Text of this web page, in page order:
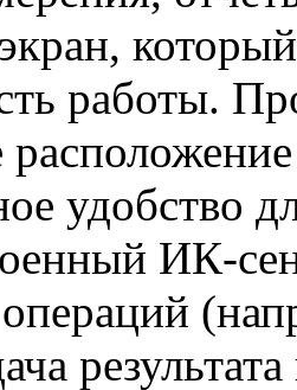
работы.
удобство
ИК-